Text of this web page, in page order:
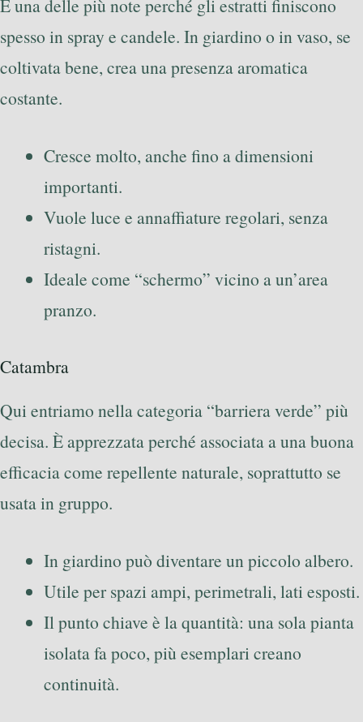
È una delle più note perché gli estratti finiscono
spesso in spray e candele. In giardino o in vaso, se
coltivata bene, crea una presenza aromatica
costante.
Cresce molto, anche fino a dimensioni
importanti.
Vuole luce e annaffiature regolari, senza
ristagni.
Ideale come “schermo” vicino a un’area
pranzo.
Catambra
Qui entriamo nella categoria “barriera verde” più
decisa. È apprezzata perché associata a una buona
efficacia come repellente naturale, soprattutto se
usata in gruppo.
In giardino può diventare un piccolo albero.
Utile per spazi ampi, perimetrali, lati esposti.
Il punto chiave è la quantità: una sola pianta
isolata fa poco, più esemplari creano
continuità.